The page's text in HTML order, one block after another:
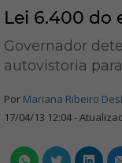
Lei 6.400 do
Governador
autovistoria
Por Mariana Ribeiro
17/04/13 12:04 -